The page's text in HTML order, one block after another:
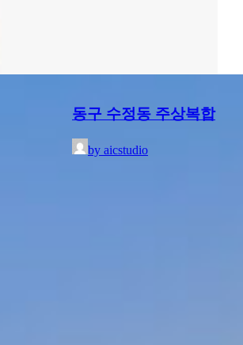
동구 수정동 주상복합
by aicstudio